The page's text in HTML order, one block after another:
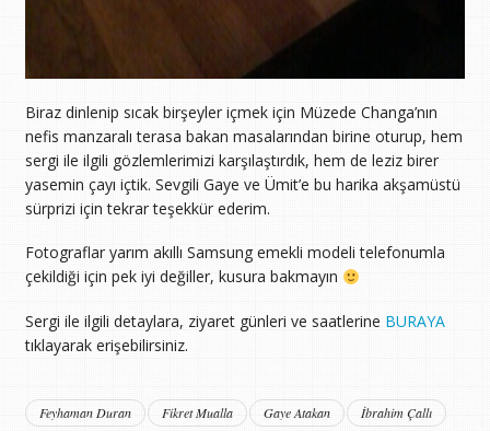
Biraz dinlenip sıcak birşeyler içmek için Müzede Changa’nın
nefis manzaralı terasa bakan masalarından birine oturup, hem
sergi ile ilgili gözlemlerimizi karşılaştırdık, hem de leziz birer
yasemin çayı içtik. Sevgili Gaye ve Ümit’e bu harika akşamüstü
sürprizi için tekrar teşekkür ederim.
Fotograflar yarım akıllı Samsung emekli modeli telefonumla
çekildiği için pek iyi değiller, kusura bakmayın
Sergi ile ilgili detaylara, ziyaret günleri ve saatlerine BURAYA
tıklayarak erişebilirsiniz.
Feyhaman Duran Fikret Mualla Gaye Atakan
İbrahim Çallı